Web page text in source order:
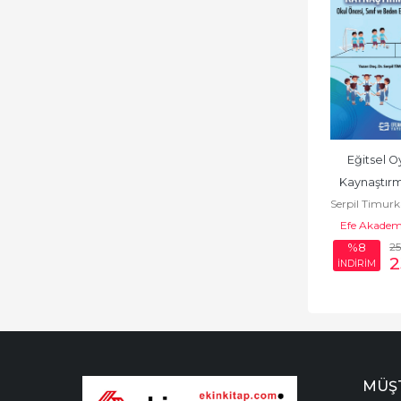
Eğitsel
Serpil
Efe
%8
İNDİRİM